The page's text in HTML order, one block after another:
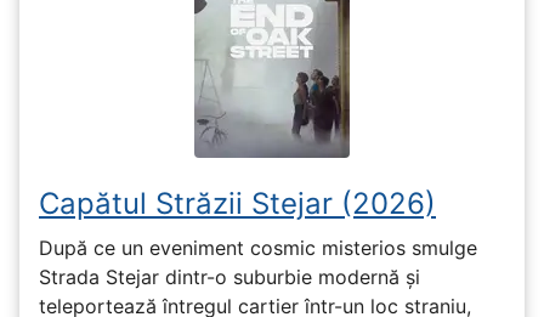
Capătul Străzii Stejar (2026)
După ce un eveniment cosmic misterios smulge
Strada Stejar dintr-o suburbie modernă și
teleportează întregul cartier într-un loc straniu,